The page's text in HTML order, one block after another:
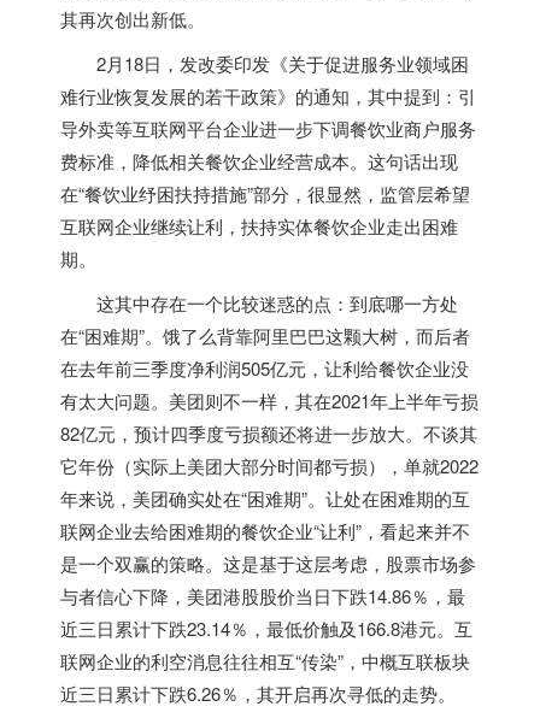
其再次创出新低。
2月18日，发改委印发《关于促进服务业领域困
难行业恢复发展的若干政策》的通知，其中提到： 引
导外卖等互联网平台企业进一步下调餐饮业商户服务
费标准，降低相关餐饮企业经营成本。这句话出现
在“餐饮业纾困扶持措施”部分，很显然，监管层希望
互联网企业继续让利，扶持实体餐饮企业走出困难
期。
这其中存在一个比较迷惑的点：到底哪一方处
在“困难期”。饿了么背靠阿里巴巴这颗大树，而后者
在去年前三季度净利润505亿元，让利给餐饮企业没
有太大问题。美团则不一样，其在2021年上半年亏损
82亿元，预计四季度亏损额还将进一步放大。不谈其
它年份（实际上美团大部分时间都亏损），单就2022
年来说，美团确实处在“困难期”。让处在困难期的互
联网企业去给困难期的餐饮企业“让利”，看起来并不
是一个双赢的策略。这是基于这层考虑，股票市场参
与者信心下降，美团港股股价当日下跌14.86％，最
近三日累计下跌23.14％，最低价触及166.8港元。互
联网企业的利空消息往往相互“传染”，中概互联板块
近三日累计下跌6.26％，其开启再次寻低的走势。